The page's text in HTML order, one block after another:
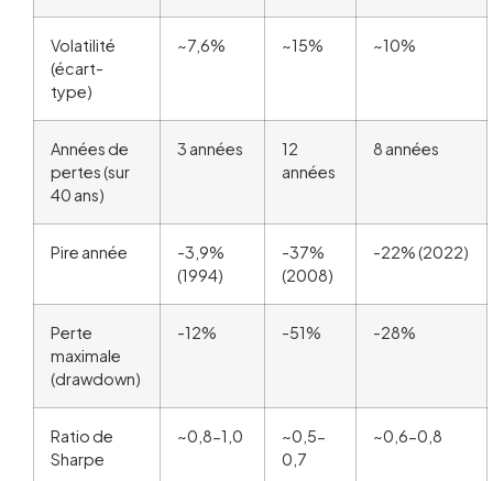
Volatilité
(écart-
type)
~7,6% ~15% ~10%
Années de
pertes (sur
40 ans)
3 années
12
années
8 années
Pire année
-3,9%
(1994)
-37%
(2008)
-22% (2022)
Perte
maximale
(drawdown)
-12% -51% -28%
Ratio de
Sharpe
~0,8-1,0
~0,5-
0,7
~0,6-0,8